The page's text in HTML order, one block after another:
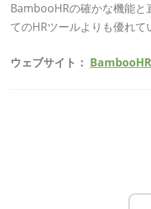
BambooHRの確かな機能
てのHRツールよりも優れて
ウェブサイト： BambooHR